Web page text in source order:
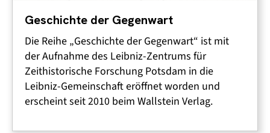
Geschichte der Gegenwart
Die Reihe „Geschichte der Gegenwart“ ist mit
der Aufnahme des Leibniz-Zentrums für
Zeithistorische Forschung Potsdam in die
Leibniz-Gemeinschaft eröffnet worden und
erscheint seit 2010 beim Wallstein Verlag.